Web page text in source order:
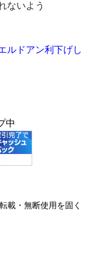
ないよう
ルドアン利下げし
中
載・無断使用を固く